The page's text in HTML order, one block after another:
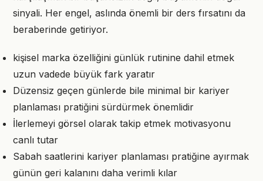
sinyali. Her engel, aslında önemli bir ders fırsatını da
beraberinde getiriyor.
kişisel marka özelliğini günlük rutinine dahil etmek
uzun vadede büyük fark yaratır
Düzensiz geçen günlerde bile minimal bir kariyer
planlaması pratiğini sürdürmek önemlidir
İlerlemeyi görsel olarak takip etmek motivasyonu
canlı tutar
Sabah saatlerini kariyer planlaması pratiğine ayırmak
günün geri kalanını daha verimli kılar